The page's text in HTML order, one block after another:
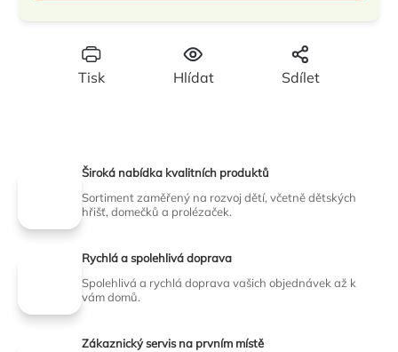
Tisk Hlídat Sdílet
Široká nabídka kvalitních produktů
Sortiment zaměřený na rozvoj dětí, včetně dětských
hřišť, domečků a prolézaček.
Rychlá a spolehlivá doprava
Spolehlivá a rychlá doprava vašich objednávek až k
vám domů.
Zákaznický servis na prvním místě